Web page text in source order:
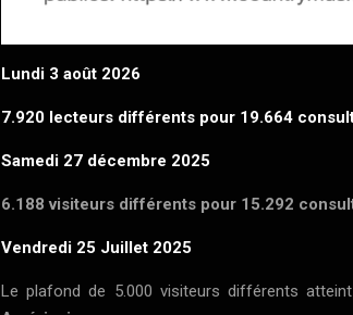
Lundi 3 août 2026
7.920 lecteurs différents pour 19.664
Samedi 27 décembre 2025
6.188 visiteurs différents pour 15.292
Vendredi 25 Juillet 2025
Le plafond de 5.000 visiteurs différents